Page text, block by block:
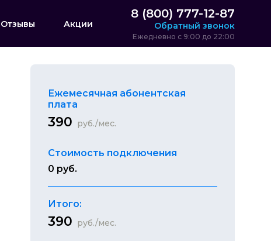
Отзывы Акции
8 (800) 777-12-87
Обратный звонок
Ежедневно с 9:00 до 22:00
Ежемесячная абонентская
плата
390 руб./мес.
Стоимость подключения
0 руб.
Итого:
390 руб./мес.